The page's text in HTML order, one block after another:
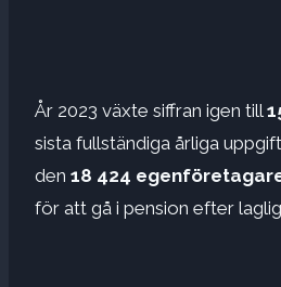
År 2023 växte siffran igen till
sista fullständiga årliga
den 18 424
för att gå i pension efter